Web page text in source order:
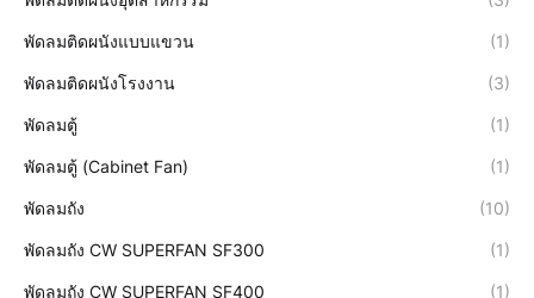
พัดลมติดผนังแบบแขวน (1)
พัดลมติดผนังโรงงาน (3)
พัดลมตู้ (1)
พัดลมตู้ (Cabinet Fan) (1)
พัดลมถัง (10)
พัดลมถัง CW SUPERFAN SF300 (1)
พัดลมถัง CW SUPERFAN SF400 (1)